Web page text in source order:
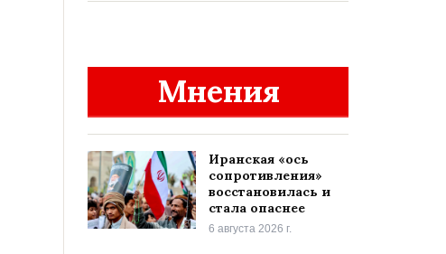
Мнения
Иранская «ось
сопротивления»
восстановилась и
стала опаснее
6 августа 2026 г.